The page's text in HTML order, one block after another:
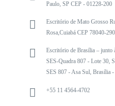
Paulo, SP CEP - 01228-200
Escritório de Mato Grosso
Rosa,Cuiabá CEP 78040-
Escritório de Brasília – junto
SES-Quadra 807 - Lote 30,
SES 807 - Asa Sul, Brasília
+55 11 4564-4702